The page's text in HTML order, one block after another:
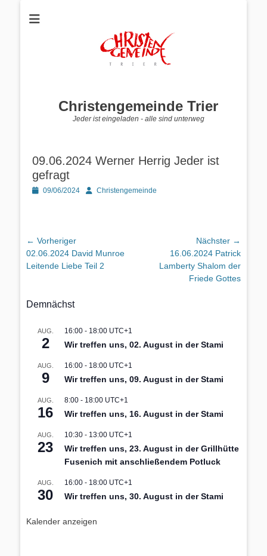
Christengemeinde Trier
Jeder ist eingeladen - alle sind unterweg
09.06.2024 Werner Herrig Jeder ist
gefragt
Posted09/06/2024 AutorChristengemeinde
Beitragsnavigation
← Vorheriger
Vorheriger
Beitrag:
02.06.2024 David Munroe
Leitende Liebe Teil 2
Nächster →
Beitrag:
16.06.2024 Patrick
Lamberty Shalom der
Friede Gottes
Demnächst
AUG.
2
16:00 - 18:00 UTC+1
Wir treffen uns, 02. August in der Stami
AUG.
9
16:00 - 18:00 UTC+1
Wir treffen uns, 09. August in der Stami
AUG.
16
8:00 - 18:00 UTC+1
Wir treffen uns, 16. August in der Stami
AUG.
23
10:30 - 13:00 UTC+1
Wir treffen uns, 23. August in der Grillhütte
Fusenich mit anschließendem Potluck
AUG.
30
16:00 - 18:00 UTC+1
Wir treffen uns, 30. August in der Stami
Kalender anzeigen